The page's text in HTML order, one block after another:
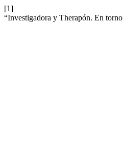
[1]
“Investigadora y Therapón. En